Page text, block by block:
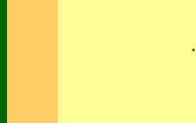
·